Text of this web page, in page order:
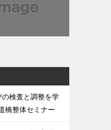
検査と調整を学
橋整体セミナー